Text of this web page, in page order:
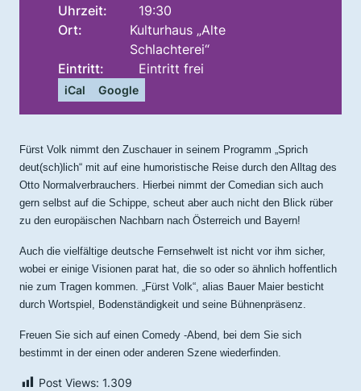
Uhrzeit:
19:30
Ort:
Kulturhaus „Alte
Schlachterei“
Eintritt:
Eintritt frei
iCal Google
Fürst Volk nimmt den Zuschauer in seinem Programm „Sprich
deut(sch)lich“ mit auf eine humoristische Reise durch den Alltag des
Otto Normalverbrauchers. Hierbei nimmt der Comedian sich auch
gern selbst auf die Schippe, scheut aber auch nicht den Blick rüber
zu den europäischen Nachbarn nach Österreich und Bayern!
Auch die vielfältige deutsche Fernsehwelt ist nicht vor ihm sicher,
wobei er einige Visionen parat hat, die so oder so ähnlich hoffentlich
nie zum Tragen kommen. „Fürst Volk“, alias Bauer Maier besticht
durch Wortspiel, Bodenständigkeit und seine Bühnenpräsenz.
Freuen Sie sich auf einen Comedy -Abend, bei dem Sie sich
bestimmt in der einen oder anderen Szene wiederfinden.
Post Views: 1.309